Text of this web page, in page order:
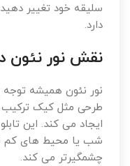
سلیقه خود تغییر
دارد.
نقش نور نئون
نور نئون همیشه توجه
طرحی مثل کیک ترکیب
ایجاد می کند. این
شب یا محیط های کم
چشمگیرتر می کند.